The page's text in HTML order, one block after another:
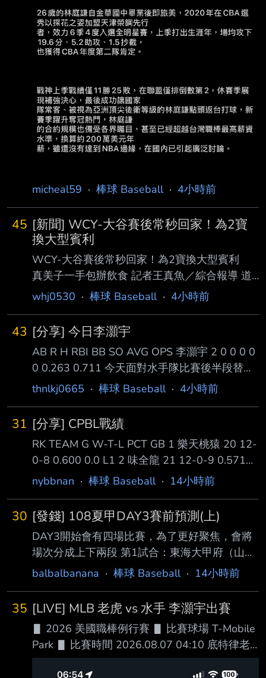
獲得中職史上第1張1 0年保障合約，總額逾1.4
億元，不論保障年限和總額都超越陳子豪。 只
是江坤宇的紀錄並未持續太久，陳傑
micheal59 · 棒球 Baseball· 4小時前
45 [新聞] WCY-大谷賽後常秒回家！為2寶
換大型賓利
WCY-大谷賽後常秒回家！為2寶換大型賓利
真美子一手包辦飲食 記者王真魚／綜合報導 道
奇球星大谷翔平近期打擊狀態升溫，5日（當地
推進至9場。日媒也關注大谷場外生活，提到他
今年改開大型賓利進出球場，以及 與妻子真美
子一同育兒、在家中泳池與戶外露台度過夏日時
光。 大谷今年6月迎來第2個孩子、也是首名兒
子出生；繼去年4月長女誕生後，目前與真美子
共同照顧兩名年幼子女。 報導引述旅美記者說
法，大谷為了早日恢復二刀流，近來待在 球場
進行調整的時間增加，但球場以外積極參與育
whj0530 · 棒球 Baseball· 4小時前
43 [分享] 今日李灝宇
AB R H RBI BB SO AVG OPS 李灝宇 2 0 0 0 0
0 0.263 0.711 今天面對水手隊比賽後半段替補
上場，接替Gleyber Torres 獲得兩次打擊機會都
打席則是左外野平飛球被接殺 打擊率目前下降
至2成63 終場，老虎隊在今天以11比0大勝水手
隊 --
thnlkj0665 · 棒球 Baseball· 4小時前
31 [分享] CPBL戰績
RK TEAM G W-T-L PCT GB 1 樂天桃猿 20 12-
0-8 0.600 0.0 L1 2 味全龍 21 12-0-9 0.571
0.5 L1 5 中信兄弟 20 8-0-12 0.400 4.0 L1 5
味全龍 ----------------------------------------
------ RK TEAM G W-T-L PCT GB 1 味全龍 81
51-0-30 0.630 0.0 M32
nybbnan · 棒球 Baseball· 14小時前
30 [發錢] 108夏甲DAY3賽前預測(上)
DAY3開始會有四場比賽，為了更好聚焦，會將
場次分成上下兩段 第1試合：東海大甲府（山
梨） vs 鶴岡東（山形） AI勝率預測：東海大甲
勢，打線具備不錯的長打能力與得點圈把握度，
加上東海大體 系球隊向來重視基本功，攻守穩
定性較高。鶴岡東則是一支韌性十足的球隊，投
手群控球 能力佳，擅長利用短打、跑壘及防守
balbalbanana · 棒球 Baseball· 14小時前
35 [LIVE] MLB 老虎 vs 水手 李灝宇出賽
▋ 2026 美國職棒例行賽 ▋ 比賽球場 T-Mobile
Park ▋ 比賽時間 2026.08.07 04:10 底特律老
虎 █ AVG OBP SLG OPS HR RBI SB BB